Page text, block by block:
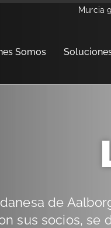
Murcia
Somos
de
sus socios, se